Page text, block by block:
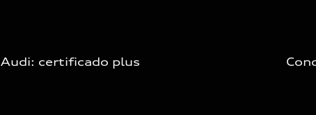
Audi: certificado plus